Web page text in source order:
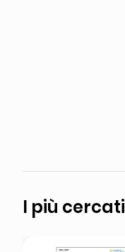
I più cercati